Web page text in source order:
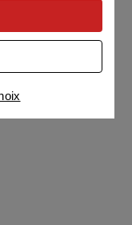
adapter nos
offres
utilisons avec
afficher des
liste de nos